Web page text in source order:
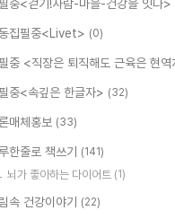
중<걷기!사람-마을-건강을 잇다>
집필중<Livet> (0)
중 <직장은 퇴직해도 근육은 현역
중<속깊은 한글자> (32)
매체홍보 (33)
한줄로 책쓰기 (141)
뇌가 좋아하는 다이어트 (1)
속 건강이야기 (22)